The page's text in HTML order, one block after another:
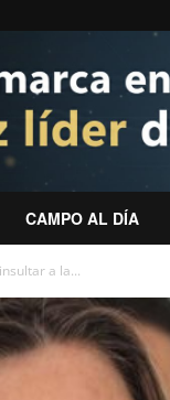
CAMPO AL DÍA
a la...